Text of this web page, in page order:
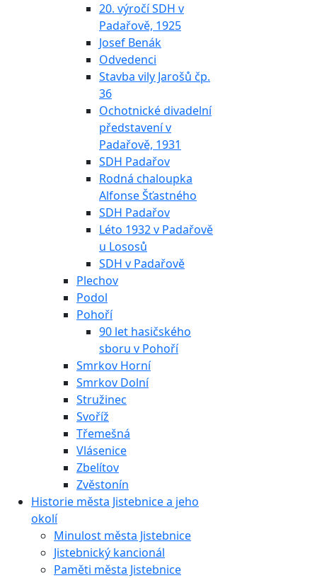
20. výročí SDH v
Padařově, 1925
Josef Benák
Odvedenci
Stavba vily Jarošů čp.
36
Ochotnické divadelní
představení v
Padařově, 1931
SDH Padařov
Rodná chaloupka
Alfonse Šťastného
SDH Padařov
Léto 1932 v Padařově
u Lososů
SDH v Padařově
Plechov
Podol
Pohoří
90 let hasičského
sboru v Pohoří
Smrkov Horní
Smrkov Dolní
Stružinec
Svoříž
Třemešná
Vlásenice
Zbelítov
Zvěstonín
Historie města Jistebnice a jeho
okolí
Minulost města Jistebnice
Jistebnický kancionál
Paměti města Jistebnice